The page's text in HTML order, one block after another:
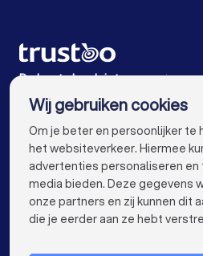
Loodgieters in Eindhoven
Loodgieters in Groningen
Loodgieters in Breda
Loodgieters in Enschede
Loodgieters in Arnhem
Loodgieters in
De beste loodgieters voor jou
VOOR PARTICULIEREN
Wij gebruiken cookies
Om je beter en persoonlijker te
het websiteverkeer. Hiermee
advertenties personaliseren
media bieden. Deze gegevens
onze partners en zij kunnen dit
die je eerder aan ze hebt